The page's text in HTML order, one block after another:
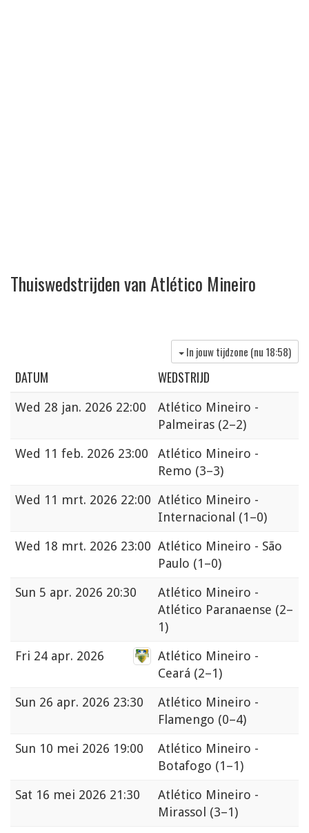
Thuiswedstrijden van Atlético Mineiro
In jouw tijdzone (nu 18:58)
DATUM WEDSTRIJD
Wed 28 jan. 2026 22:00
Atlético Mineiro -
Palmeiras (2–2)
Wed 11 feb. 2026 23:00
Atlético Mineiro -
Remo (3–3)
Wed 11 mrt. 2026 22:00 Atlético Mineiro -
Internacional (1–0)
Wed 18 mrt. 2026 23:00 Atlético Mineiro - São
Paulo (1–0)
Sun 5 apr. 2026 20:30
Atlético Mineiro -
Atlético Paranaense (2–
1)
Fri 24 apr. 2026
Atlético Mineiro -
Ceará (2–1)
Sun 26 apr. 2026 23:30
Atlético Mineiro -
Flamengo (0–4)
Sun 10 mei 2026 19:00
Atlético Mineiro -
Botafogo (1–1)
Sat 16 mei 2026 21:30
Atlético Mineiro -
Mirassol (3–1)